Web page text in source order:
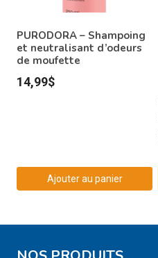
PURODORA – Shampoing
et neutralisant d’odeurs
de moufette
14,99$
Ajouter au panier